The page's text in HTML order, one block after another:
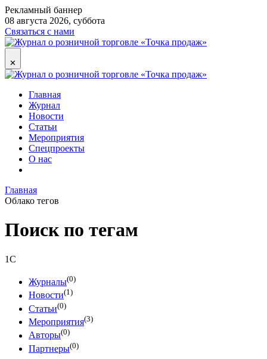
Рекламный баннер
08 августа 2026, суббота
Связаться с нами
✕
Главная
Журнал
Новости
Статьи
Мероприятия
Спецпроекты
О нас
Главная
Облако тегов
Поиск по тегам
1С
Журналы(0)
Новости(1)
Статьи(0)
Мероприятия(3)
Авторы(0)
Партнеры(0)